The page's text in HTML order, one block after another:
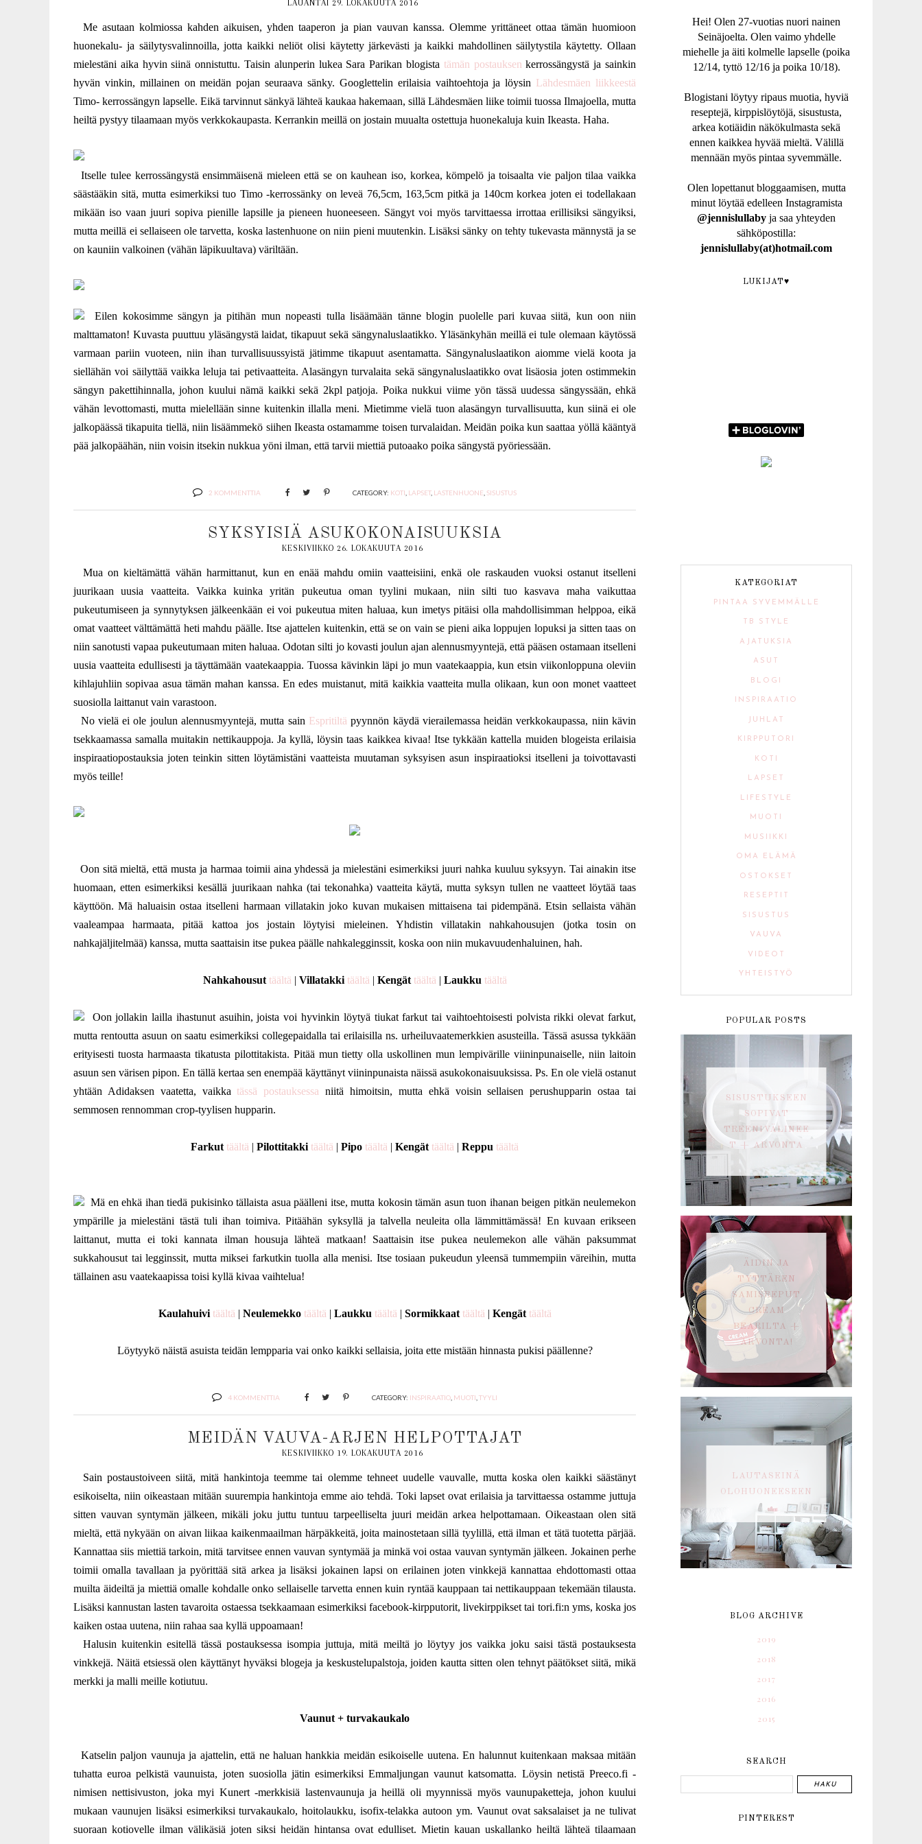
LAUANTAI 29. LOKAKUUTA 2016
Me asutaan kolmiossa kahden aikuisen, yhden taaperon ja pian vauvan kanssa. Olemme yrittäneet ottaa tämän huomioon
huonekalu- ja säilytysvalinnoilla, jotta kaikki neliöt olisi käytetty järkevästi ja kaikki mahdollinen säilytystila käytetty. Ollaan
mielestäni aika hyvin siinä onnistuttu. Taisin alunperin lukea Sara Parikan blogista tämän postauksen kerrossängystä ja sainkin
hyvän vinkin, millainen on meidän pojan seuraava sänky. Googlettelin erilaisia vaihtoehtoja ja löysin Lähdesmäen liikkeestä
Timo- kerrossängyn lapselle. Eikä tarvinnut sänkyä lähteä kaukaa hakemaan, sillä Lähdesmäen liike toimii tuossa Ilmajoella, mutta
heiltä pystyy tilaamaan myös verkkokaupasta. Kerrankin meillä on jostain muualta ostettuja huonekaluja kuin Ikeasta. Haha.
Itselle tulee kerrossängystä ensimmäisenä mieleen että se on kauhean iso, korkea, kömpelö ja toisaalta vie paljon tilaa vaikka
säästääkin sitä, mutta esimerkiksi tuo Timo -kerrossänky on leveä 76,5cm, 163,5cm pitkä ja 140cm korkea joten ei todellakaan
mikään iso vaan juuri sopiva pienille lapsille ja pieneen huoneeseen. Sängyt voi myös tarvittaessa irrottaa erillisiksi sängyiksi,
mutta meillä ei sellaiseen ole tarvetta, koska lastenhuone on niin pieni muutenkin. Lisäksi sänky on tehty tukevasta männystä ja se
on kauniin valkoinen (vähän läpikuultava) väriltään.
Eilen kokosimme sängyn ja pitihän mun nopeasti tulla lisäämään tänne blogin puolelle pari kuvaa siitä, kun oon niin
malttamaton! Kuvasta puuttuu yläsängystä laidat, tikapuut sekä sängynaluslaatikko. Yläsänkyhän meillä ei tule olemaan käytössä
varmaan pariin vuoteen, niin ihan turvallisuussyistä jätimme tikapuut asentamatta. Sängynaluslaatikon aiomme vielä koota ja
siellähän voi säilyttää vaikka leluja tai petivaatteita. Alasängyn turvalaita sekä sängynaluslaatikko ovat lisäosia joten ostimmekin
sängyn pakettihinnalla, johon kuului nämä kaikki sekä 2kpl patjoja. Poika nukkui viime yön tässä uudessa sängyssään, ehkä
vähän levottomasti, mutta mielellään sinne kuitenkin illalla meni. Mietimme vielä tuon alasängyn turvallisuutta, kun siinä ei ole
jalkopäässä tikapuita tiellä, niin lisäämmekö siihen Ikeasta ostamamme toisen turvalaidan. Meidän poika kun saattaa yöllä kääntyä
pää jalkopäähän, niin voisin itsekin nukkua yöni ilman, että tarvii miettiä putoaako poika sängystä pyöriessään.
2 KOMMENTTIA CATEGORY: KOTI LAPSET, LASTENHUONE SISUSTUS
SYKSYISIÄ ASUKOKONAISUUKSIA
KESKIVIIKKO 26. LOKAKUUTA 2016
Mua on kieltämättä vähän harmittanut, kun en enää mahdu omiin vaatteisiini, enkä ole raskauden vuoksi ostanut itselleni
juurikaan uusia vaatteita. Vaikka kuinka yritän pukeutua oman tyylini mukaan, niin silti tuo kasvava maha vaikuttaa
pukeutumiseen ja synnytyksen jälkeenkään ei voi pukeutua miten haluaa, kun imetys pitäisi olla mahdollisimman helppoa, eikä
omat vaatteet välttämättä heti mahdu päälle. Itse ajattelen kuitenkin, että se on vain se pieni aika loppujen lopuksi ja sitten taas on
niin sanotusti vapaa pukeutumaan miten haluaa. Odotan silti jo kovasti joulun ajan alennusmyyntejä, että pääsen ostamaan itselleni
uusia vaatteita edullisesti ja täyttämään vaatekaappia. Tuossa kävinkin läpi jo mun vaatekaappia, kun etsin viikonloppuna oleviin
kihlajuhliin sopivaa asua tämän mahan kanssa. En edes muistanut, mitä kaikkia vaatteita mulla olikaan, kun oon monet vaatteet
suosiolla laittanut vain varastoon.
No vielä ei ole joulun alennusmyyntejä, mutta sain Espritiltä pyynnön käydä vierailemassa heidän verkkokaupassa, niin kävin
tsekkaamassa samalla muitakin nettikauppoja. Ja kyllä, löysin taas kaikkea kivaa! Itse tykkään kattella muiden blogeista erilaisia
inspiraatiopostauksia joten teinkin sitten löytämistäni vaatteista muutaman syksyisen asun inspiraatioksi itselleni ja toivottavasti
myös teille!
Oon sitä mieltä, että musta ja harmaa toimii aina yhdessä ja mielestäni esimerkiksi juuri nahka kuuluu syksyyn. Tai ainakin itse
huomaan, etten esimerkiksi kesällä juurikaan nahka (tai tekonahka) vaatteita käytä, mutta syksyn tullen ne vaatteet löytää taas
käyttöön. Mä haluaisin ostaa itselleni harmaan villatakin joko kuvan mukaisen mittaisena tai pidempänä. Etsin sellaista vähän
vaaleampaa harmaata, pitää kattoa jos jostain löytyisi mieleinen. Yhdistin villatakin nahkahousujen (jotka tosin on
nahkajäljitelmää) kanssa, mutta saattaisin itse pukea päälle nahkalegginssit, koska oon niin mukavuudenhaluinen, hah.
Nahkahousut täältä | Villatakki täältä | Kengät täältä | Laukku täältä
Oon jollakin lailla ihastunut asuihin, joista voi hyvinkin löytyä tiukat farkut tai vaihtoehtoisesti polvista rikki olevat farkut,
mutta rentoutta asuun on saatu esimerkiksi collegepaidalla tai erilaisilla ns. urheiluvaatemerkkien asusteilla. Tässä asussa tykkään
erityisesti tuosta harmaasta tikatusta pilottitakista. Pitää mun tietty olla uskollinen mun lempivärille viininpunaiselle, niin laitoin
asuun sen värisen pipon. En tällä kertaa sen enempää käyttänyt viininpunaista näissä asukokonaisuuksissa. Ps. En ole vielä ostanut
yhtään Adidaksen vaatetta, vaikka tässä postauksessa niitä himoitsin, mutta ehkä voisin sellaisen perushupparin ostaa tai
semmosen rennomman crop-tyylisen hupparin.
Farkut täältä | Pilottitakki täältä | Pipo täältä | Kengät täältä | Reppu täältä
Mä en ehkä ihan tiedä pukisinko tällaista asua päälleni itse, mutta kokosin tämän asun tuon ihanan beigen pitkän neulemekon
ympärille ja mielestäni tästä tuli ihan toimiva. Pitäähän syksyllä ja talvella neuleita olla lämmittämässä! En kuvaan erikseen
laittanut, mutta ei toki kannata ilman housuja lähteä matkaan! Saattaisin itse pukea neulemekon alle vähän paksummat
sukkahousut tai legginssit, mutta miksei farkutkin tuolla alla menisi. Itse tosiaan pukeudun yleensä tummempiin väreihin, mutta
tällainen asu vaatekaapissa toisi kyllä kivaa vaihtelua!
Kaulahuivi täältä | Neulemekko täältä | Laukku täältä | Sormikkaat täältä | Kengät täältä
Löytyykö näistä asuista teidän lempparia vai onko kaikki sellaisia, joita ette mistään hinnasta pukisi päällenne?
4 KOMMENTTIA CATEGORY: INSPIRAATIO MUOTI ,TYYLI
MEIDÄN VAUVA-ARJEN HELPOTTAJAT
KESKIVIIKKO 19. LOKAKUUTA 2016
Sain postaustoiveen siitä, mitä hankintoja teemme tai olemme tehneet uudelle vauvalle, mutta koska olen kaikki säästänyt
esikoiselta, niin oikeastaan mitään suurempia hankintoja emme aio tehdä. Toki lapset ovat erilaisia ja tarvittaessa ostamme juttuja
sitten vauvan syntymän jälkeen, mikäli joku juttu tuntuu tarpeelliselta juuri meidän arkea helpottamaan. Oikeastaan olen sitä
mieltä, että nykyään on aivan liikaa kaikenmaailman härpäkkeitä, joita mainostetaan sillä tyylillä, että ilman et tätä tuotetta pärjää.
Kannattaa siis miettiä tarkoin, mitä tarvitsee ennen vauvan syntymää ja minkä voi ostaa vauvan syntymän jälkeen. Jokainen perhe
toimii omalla tavallaan ja pyörittää sitä arkea ja lisäksi jokainen lapsi on erilainen joten vinkkejä kannattaa ehdottomasti ottaa
muilta äideiltä ja miettiä omalle kohdalle onko sellaiselle tarvetta ennen kuin ryntää kauppaan tai nettikauppaan tekemään tilausta.
Lisäksi kannustan lasten tavaroita ostaessa tsekkaamaan esimerkiksi facebook-kirpputorit, livekirppikset tai tori.fi:n yms, koska jos
kaiken ostaa uutena, niin rahaa saa kyllä uppoamaan!
Halusin kuitenkin esitellä tässä postauksessa isompia juttuja, mitä meiltä jo löytyy jos vaikka joku saisi tästä postauksesta
vinkkejä. Näitä etsiessä olen käyttänyt hyväksi blogeja ja keskustelupalstoja, joiden kautta sitten olen tehnyt päätökset siitä, mikä
merkki ja malli meille kotiutuu.
Vaunut + turvakaukalo
Katselin paljon vaunuja ja ajattelin, että ne haluan hankkia meidän esikoiselle uutena. En halunnut kuitenkaan maksaa mitään
tuhatta euroa pelkistä vaunuista, joten suosiolla jätin esimerkiksi Emmaljungan vaunut katsomatta. Löysin netistä Preeco.fi -
nimisen nettisivuston, joka myi Kunert -merkkisiä lastenvaunuja ja heillä oli myynnissä myös vaunupaketteja, johon kuului
mukaan vaunujen lisäksi esimerkiksi turvakaukalo, hoitolaukku, isofix-telakka autoon ym. Vaunut ovat saksalaiset ja ne tulivat
suoraan kotiovelle ilman välikäsiä joten siksi heidän hintansa ovat edulliset. Mietin kauan uskallanko heiltä lähteä tilaamaan
Hei! Olen 27-vuotias nuori nainen
Seinäjoelta. Olen vaimo yhdelle
miehelle ja äiti kolmelle lapselle (poika
12/14, tyttö 12/16 ja poika 10/18).
Blogistani löytyy ripaus muotia, hyviä
reseptejä, kirppislöytöjä, sisustusta,
arkea kotiäidin näkökulmasta sekä
ennen kaikkea hyvää mieltä. Välillä
mennään myös pintaa syvemmälle.
Olen lopettanut bloggaamisen, mutta
minut löytää edelleen Instagramista
@jennislullaby ja saa yhteyden
sähköpostilla:
jennislullaby(at)hotmail.com
LUKIJAT♥
KATEGORIAT
PINTAA SYVEMMÄLLE
TB STYLE
AJATUKSIA
ASUT
BLOGI
INSPIRAATIO
JUHLAT
KIRPPUTORI
KOTI
LAPSET
LIFESTYLE
MUOTI
MUSIIKKI
OMA ELÄMÄ
OSTOKSET
RESEPTIT
SISUSTUS
VAUVA
VIDEOT
YHTEISTYÖ
POPULAR POSTS
SISUSTUKSEEN
SOPIVAT
TREENIVÄLINEE
T + ARVONTA
ÄIDIN JA
TYTTÄREN
SAMISREPUT
CREAM
BEARILTA +
ARVONTA!
LAUTASEINÄ
OLOHUONEESEEN
BLOG ARCHIVE
2019
2018
2017
2016
2015
SEARCH
PINTEREST